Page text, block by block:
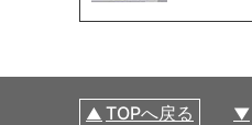
TOPへ戻る